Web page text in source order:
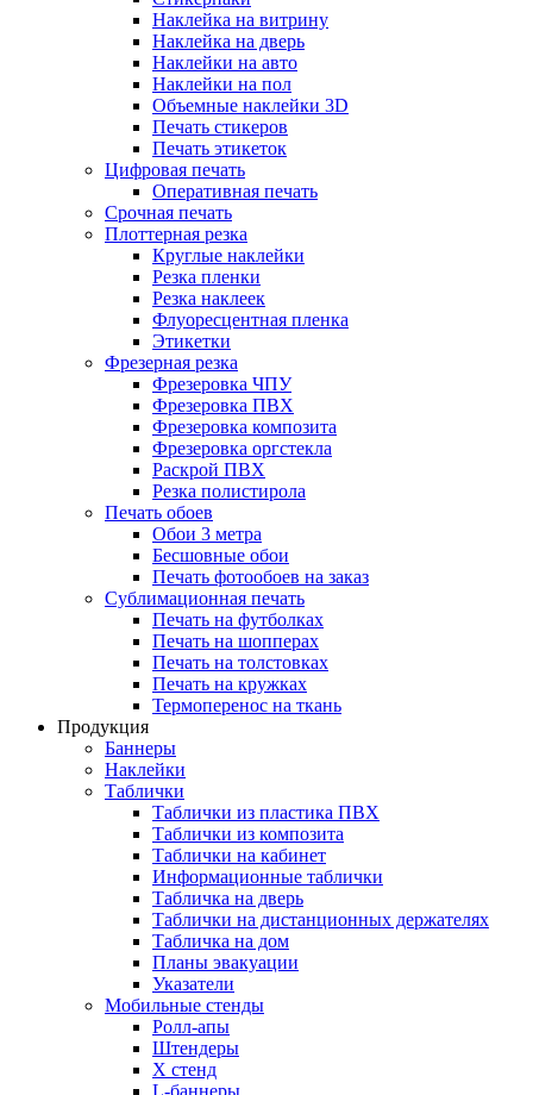
Наклейка на витрину
Наклейка на дверь
Наклейки на авто
Наклейки на пол
Объемные наклейки 3D
Печать стикеров
Печать этикеток
Цифровая печать
Оперативная печать
Срочная печать
Плоттерная резка
Круглые наклейки
Резка пленки
Резка наклеек
Флуоресцентная пленка
Этикетки
Фрезерная резка
Фрезеровка ЧПУ
Фрезеровка ПВХ
Фрезеровка композита
Фрезеровка оргстекла
Раскрой ПВХ
Резка полистирола
Печать обоев
Обои 3 метра
Бесшовные обои
Печать фотообоев на заказ
Сублимационная печать
Печать на футболках
Печать на шопперах
Печать на толстовках
Печать на кружках
Термоперенос на ткань
Продукция
Баннеры
Наклейки
Таблички
Таблички из пластика ПВХ
Таблички из композита
Таблички на кабинет
Информационные таблички
Табличка на дверь
Таблички на дистанционных держателях
Табличка на дом
Планы эвакуации
Указатели
Мобильные стенды
Ролл-апы
Штендеры
Х стенд
L-баннеры